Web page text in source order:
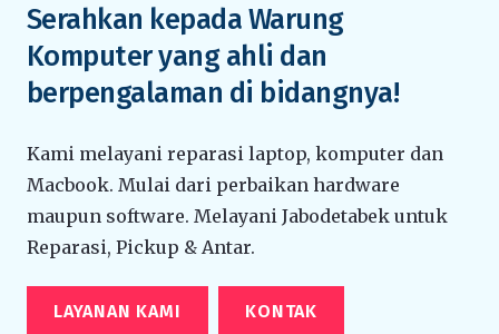
Serahkan kepada Warung
Komputer yang ahli dan
berpengalaman di bidangnya!
Kami melayani reparasi laptop, komputer dan
Macbook. Mulai dari perbaikan hardware
maupun software. Melayani Jabodetabek untuk
Reparasi, Pickup & Antar.
LAYANAN KAMI KONTAK